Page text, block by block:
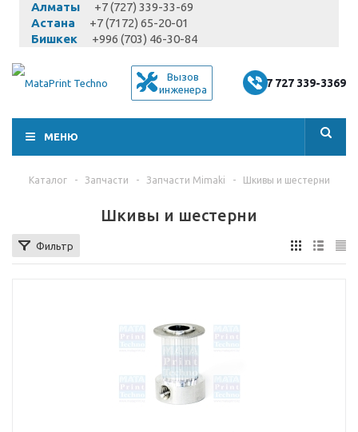
Алматы
+7 (727) 339-33-69
Астана
+7 (7172) 65-20-01
Бишкек
+996 (703) 46-30-84
Вызов
инженера
+7 727 339-3369
МЕНЮ
Каталог - Запчасти - Запчасти Mimaki - Шкивы и шестерни
Шкивы и шестерни
Фильтр